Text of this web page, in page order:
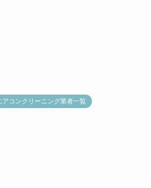
コンクリーニング業者一覧